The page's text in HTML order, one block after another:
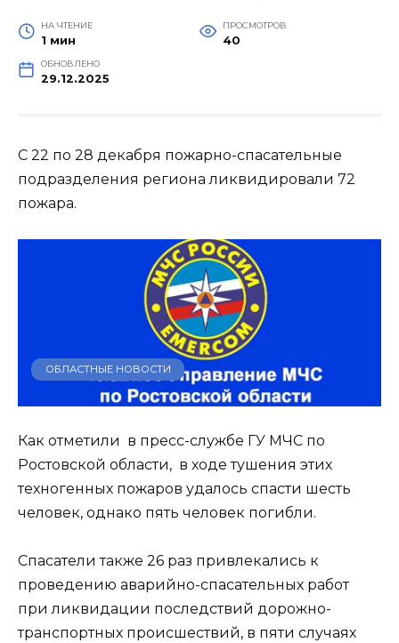
НА ЧТЕНИЕ
1 мин
ПРОСМОТРОВ
40
ОБНОВЛЕНО
29.12.2025
С 22 по 28 декабря пожарно-спасательные
подразделения региона ликвидировали 72
пожара.
ОБЛАСТНЫЕ НОВОСТИ
Как отметили в пресс-службе ГУ МЧС по
Ростовской области, в ходе тушения этих
техногенных пожаров удалось спасти шесть
человек, однако пять человек погибли.
Спасатели также 26 раз привлекались к
проведению аварийно-спасательных работ
при ликвидации последствий дорожно-
транспортных происшествий, в пяти случаях